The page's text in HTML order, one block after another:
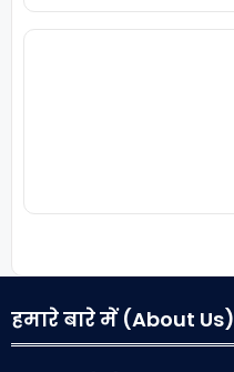
हमारे बारे में (About Us)